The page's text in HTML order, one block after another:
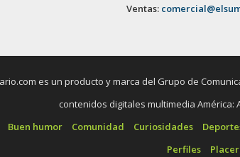
Ventas:
es un producto y marca del Grupo de
contenidos digitales multimedia América:
Buen humor Comunidad Curiosidades
Perfiles